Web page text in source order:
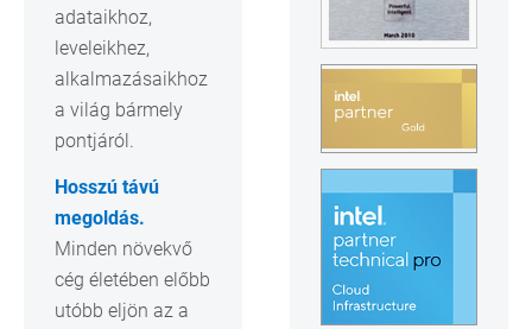
adataikhoz,
leveleikhez,
alkalmazásaikhoz
a világ bármely
pontjáról.
Hosszú távú
megoldás.
Minden növekvő
cég életében előbb
utóbb eljön az a